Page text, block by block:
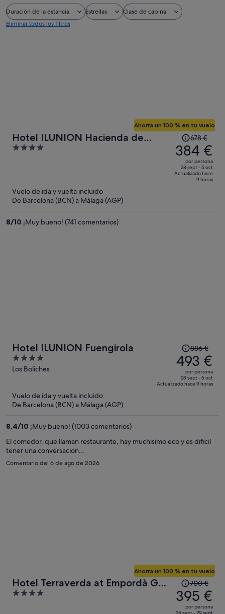
Duración de la estancia Estrellas
Clase de cabina
Eliminar todos los filtros
Hotel ILUNION Hacienda de
Mijas
4
Ahorra un 100 % en tu vuelo
precio
era
de
678 €,
678 €
384 €
por persona
28 sept - 5 oct
Actualizado hace
9 horas
Vuelo de ida y vuelta incluido
De Barcelona (BCN) a Málaga (AGP)
8/10 ¡Muy bueno! (741 comentarios)
Hotel ILUNION Fuengirola
4
out
5
Los Boliches
El
precio
era
de
886 €,
por
886 €
493 €
por persona
28 sept - 5 oct
Actualizado hace 9 horas
Vuelo de ida y vuelta incluido
De Barcelona (BCN) a Málaga (AGP)
8,4/10 ¡Muy bueno! (1003 comentarios)
El comedor, que llaman restaurante, hay muchisimo eco y es dificil
tener una conversacion...
Comentario del 6 de ago de 2026
Hotel Terraverda at Empordà Golf
Resort
4
Ahorra un 100 % en tu vuelo
El
precio
era
700 €
395 €
por persona